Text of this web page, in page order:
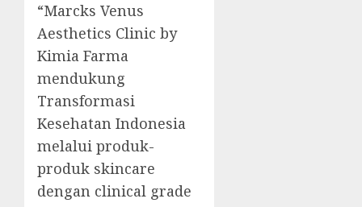
“Marcks Venus
Aesthetics Clinic by
Kimia Farma
mendukung
Transformasi
Kesehatan Indonesia
melalui produk-
produk skincare
dengan clinical grade